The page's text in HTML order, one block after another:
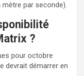
par seconde).
?
pour octobre
devrait démarrer en